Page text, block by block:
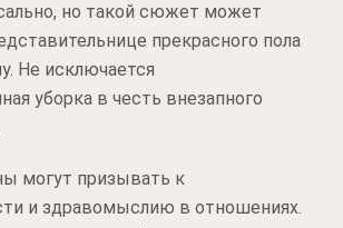
но такой сюжет может
прекрасного пола
Не исключается
уборка в честь внезапного
могут призывать к
и здравомыслию в отношениях.